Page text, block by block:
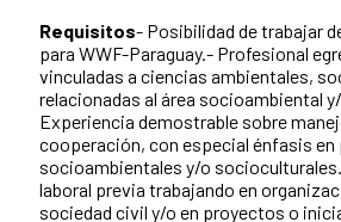
Requisitos- Posibilidad de trabajar
para WWF-Paraguay.- Profesional
vinculadas a ciencias ambientales,
relacionadas al área socioambiental
Experiencia demostrable sobre
cooperación, con especial énfasis
socioambientales y/o
laboral previa trabajando en
sociedad civil y/o en proyectos o